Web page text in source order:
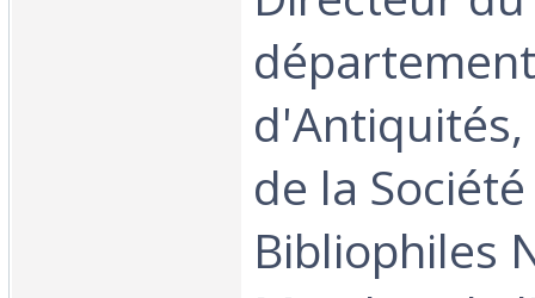
de la
Bibliophiles